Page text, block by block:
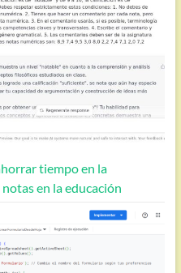
tiempo en la
en la educación